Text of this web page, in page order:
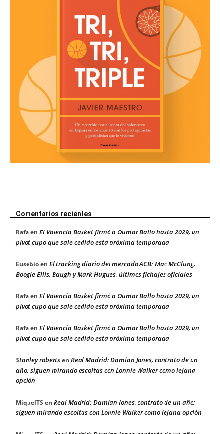
Comentarios recientes
Rafaen El Valencia Basket firmó a Oumar Ballo hasta 2029, un
pívot cupo que sale cedido esta próxima temporada
Eusebioen El tracking diario del mercado ACB: Mac McClung,
Boogie Ellis, Baugh y Mark Hugues, últimos fichajes oficiales
Rafaen El Valencia Basket firmó a Oumar Ballo hasta 2029, un
pívot cupo que sale cedido esta próxima temporada
Rafaen El Valencia Basket firmó a Oumar Ballo hasta 2029, un
pívot cupo que sale cedido esta próxima temporada
Stanley robertsen Real Madrid: Damian Jones, contrato de un
año; siguen mirando escoltas con Lonnie Walker como lejana
opción
MiquelTS en Real Madrid: Damian Jones, contrato de un año;
siguen mirando escoltas con Lonnie Walker como lejana opción